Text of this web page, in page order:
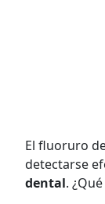
El fluoruro
detectarse
dental.